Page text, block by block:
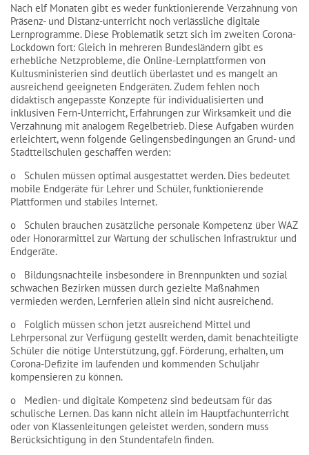
Nach elf Monaten gibt es weder funktionierende Verzahnung von
Präsenz- und Distanz-unterricht noch verlässliche digitale
Lernprogramme. Diese Problematik setzt sich im zweiten Corona-
Lockdown fort: Gleich in mehreren Bundesländern gibt es
erhebliche Netzprobleme, die Online-Lernplattformen von
Kultusministerien sind deutlich überlastet und es mangelt an
ausreichend geeigneten Endgeräten. Zudem fehlen noch
didaktisch angepasste Konzepte für individualisierten und
inklusiven Fern-Unterricht, Erfahrungen zur Wirksamkeit und die
Verzahnung mit analogem Regelbetrieb. Diese Aufgaben würden
erleichtert, wenn folgende Gelingensbedingungen an Grund- und
Stadtteilschulen geschaffen werden:
o Schulen müssen optimal ausgestattet werden. Dies bedeutet
mobile Endgeräte für Lehrer und Schüler, funktionierende
Plattformen und stabiles Internet.
o Schulen brauchen zusätzliche personale Kompetenz über WAZ
oder Honorarmittel zur Wartung der schulischen Infrastruktur und
Endgeräte.
o Bildungsnachteile insbesondere in Brennpunkten und sozial
schwachen Bezirken müssen durch gezielte Maßnahmen
vermieden werden, Lernferien allein sind nicht ausreichend.
o Folglich müssen schon jetzt ausreichend Mittel und
Lehrpersonal zur Verfügung gestellt werden, damit benachteiligte
Schüler die nötige Unterstützung, ggf. Förderung, erhalten, um
Corona-Defizite im laufenden und kommenden Schuljahr
kompensieren zu können.
o Medien- und digitale Kompetenz sind bedeutsam für das
schulische Lernen. Das kann nicht allein im Hauptfachunterricht
oder von Klassenleitungen geleistet werden, sondern muss
Berücksichtigung in den Stundentafeln finden.